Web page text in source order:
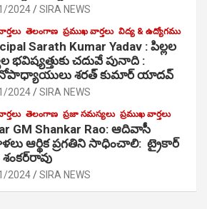
2024 SIRA NEWS
తెలంగాణ ప్రముఖ వార్తలు విద్య & ఉద్యోగము
Sarath Kumar Yadav : పిల్లల
భవిష్యత్తుకు చదువే పునాది :
శరత్ కుమార్ యాదవ్
2024 SIRA NEWS
తెలంగాణ ప్రజా సమస్యలు ప్రముఖ వార్తలు
GM Shankar Rao: ఆదివాసీ
ఆర్థిక ప్రగతిని సాధించాలి: ట్రైకార్
2024 SIRA NEWS